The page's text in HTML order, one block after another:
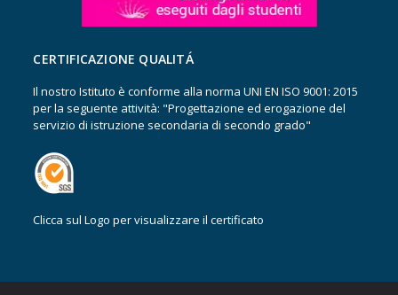
CERTIFICAZIONE QUALITÁ
Il nostro Istituto è conforme alla norma UNI EN ISO 9001: 2015
per la seguente attività: "Progettazione ed erogazione del
servizio di istruzione secondaria di secondo grado"
Clicca sul Logo per visualizzare il certificato